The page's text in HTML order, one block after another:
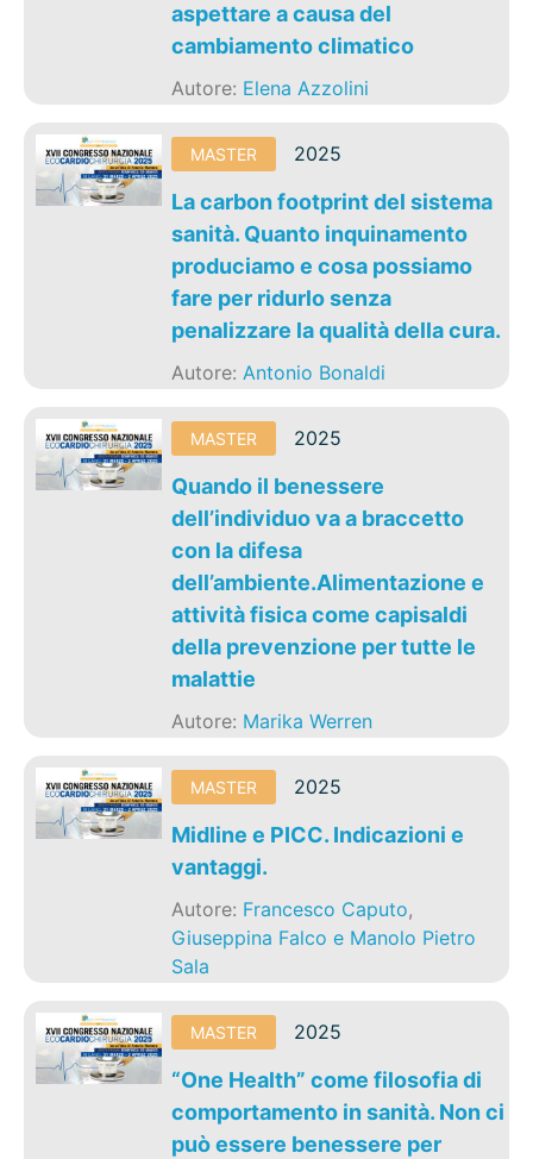
aspettare a causa del
cambiamento climatico
Autore: Elena Azzolini
MASTER 2025
La carbon footprint del sistema
sanità. Quanto inquinamento
produciamo e cosa possiamo
fare per ridurlo senza
penalizzare la qualità della cura.
Autore:Antonio Bonaldi
MASTER 2025
Quando il benessere
dell’individuo va a braccetto
con la difesa
dell’ambiente.Alimentazione e
attività fisica come capisaldi
della prevenzione per tutte le
malattie
Autore: Marika Werren
MASTER 2025
Midline e PICC. Indicazioni e
vantaggi.
Autore: Francesco Caputo,
Giuseppina Falco e Manolo Pietro
Sala
MASTER 2025
“One Health” come filosofia di
comportamento in sanità. Non ci
può essere benessere per